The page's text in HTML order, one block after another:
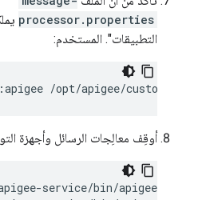
processor.properties
التطبيقات". المستخدم:
/opt/apigee/customer/
أوقِف معالِجات الرسائل وأجهزة